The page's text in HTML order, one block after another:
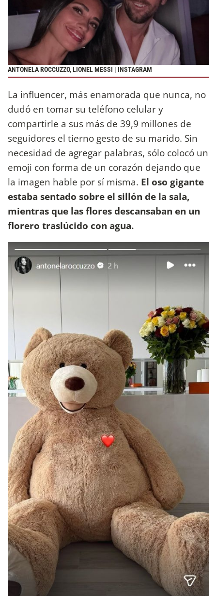
ANTONELA ROCCUZZO, LIONEL MESSI | INSTAGRAM
La influencer, más enamorada que nunca, no
dudó en tomar su teléfono celular y
compartirle a sus más de 39,9 millones de
seguidores el tierno gesto de su marido. Sin
necesidad de agregar palabras, sólo colocó un
emoji con forma de un corazón dejando que
la imagen hable por sí misma. El oso gigante
estaba sentado sobre el sillón de la sala,
mientras que las flores descansaban en un
florero traslúcido con agua.